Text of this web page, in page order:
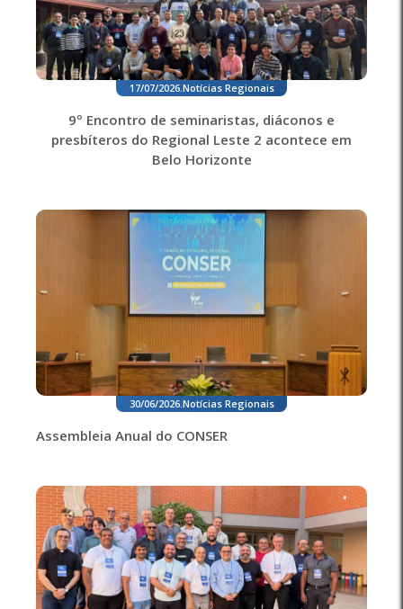
17/07/2026. Notícias Regionais
9º Encontro de seminaristas, diáconos e
presbíteros do Regional Leste 2 acontece em
Belo Horizonte
30/06/2026. Notícias Regionais
Assembleia Anual do CONSER